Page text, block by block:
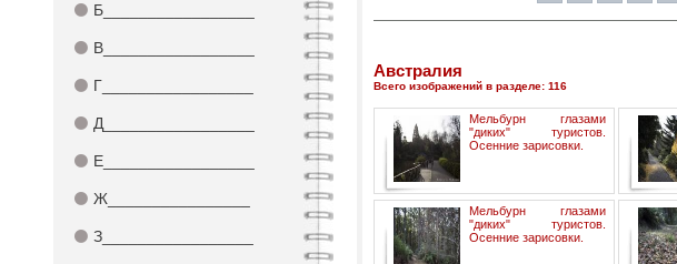
⚫ Б_________________
⚫ В_________________
⚫ Г_________________
⚫ Д_________________
⚫ Е_________________
⚫ Ж________________
⚫ З_________________
Австралия
Всего изображений в разделе: 116
Мельбурн глазами
"диких" туристов.
Осенние зарисовки.
Мельбурн глазами
"диких" туристов.
Осенние зарисовки.